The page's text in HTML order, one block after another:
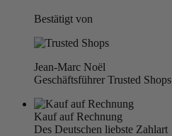
Bestätigt von
Jean-Marc Noël
Geschäftsführer Trusted
Kauf auf Rechnung
Des Deutschen liebste Zahlart